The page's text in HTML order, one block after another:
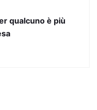
qualcuno è più